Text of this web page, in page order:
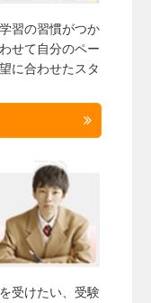
習の習慣がつか
せて自分のペー
に合わせたスタ
受けたい、受験